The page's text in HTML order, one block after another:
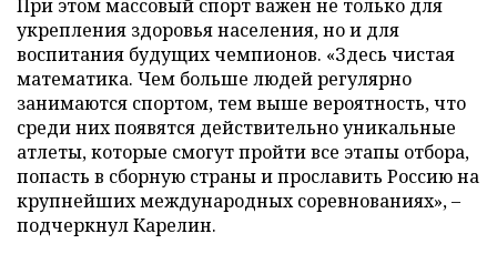
При этом массовый спорт важен не только для
укрепления здоровья населения, но и для
воспитания будущих чемпионов. «Здесь чистая
математика. Чем больше людей регулярно
занимаются спортом, тем выше вероятность, что
среди них появятся действительно уникальные
атлеты, которые смогут пройти все этапы отбора,
попасть в сборную страны и прославить Россию на
крупнейших международных соревнованиях», –
подчеркнул Карелин.